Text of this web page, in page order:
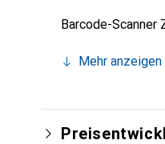
Barcode-Scanner
Mehr anzeigen